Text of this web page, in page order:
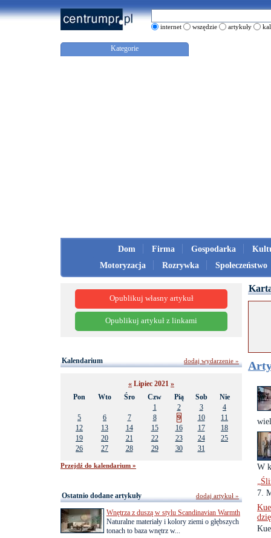
internet wszędzie artykuły
Kategorie
Dom Firma Gospodarka
Motoryzacja
Rozrywka Społeczeństwo
W
7.
Opublikuj własny artykuł
Opublikuj artykuł z linkami
Kalendarium
« Lipiec 2021 »
Pon
Wto Śro Czw Pią Sob
Nie
1
2 3
4
5
6 7 8 9 10
11
12
13 14 15 16 17
18
19
20 21 22 23 24
25
26
27 28 29 30 31
Przejdź do kalendarium »
dodaj wydarzenie »
Ostatnio dodane artykuły
Wnętrza z duszą w stylu Scandinavian Warmth
Naturalne materiały i kolory ziemi o głębszych
tonach to baza wnętrz w...
dodaj artykuł »